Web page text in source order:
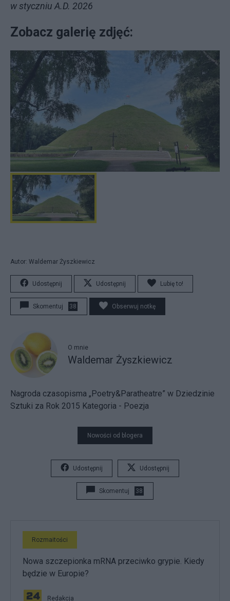
w styczniu A.D. 2026
Zobacz galerię zdjęć:
Autor: Waldemar Żyszkiewicz
Udostępnij Udostępnij Lubię to!
Skomentuj 38 Obserwuj notkę
O mnie
Waldemar Żyszkiewicz
Nagroda czasopisma „Poetry&Paratheatre” w Dziedzinie
Sztuki za Rok 2015 Kategoria - Poezja
Nowości od blogera
Udostępnij Udostępnij
Skomentuj 38
Rozmaitości
Nowa szczepionka mRNA przeciwko grypie. Kiedy
będzie w Europie?
Redakcja